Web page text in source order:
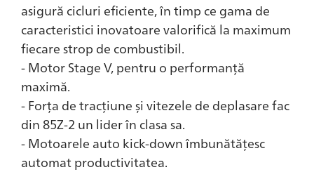
asigură cicluri eficiente, în timp ce gama de
caracteristici inovatoare valorifică la maximum
fiecare strop de combustibil.
- Motor Stage V, pentru o performanță
maximă.
- Forța de tracțiune și vitezele de deplasare fac
din 85Z-2 un lider în clasa sa.
- Motoarele auto kick-down îmbunătățesc
automat productivitatea.